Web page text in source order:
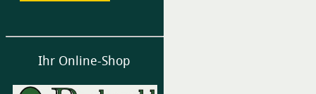
Ihr Online-Shop